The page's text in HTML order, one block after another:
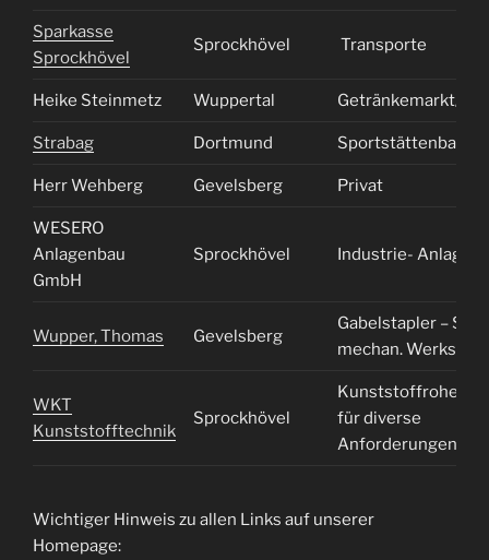
Sparkasse
Sprockhövel
Sprockhövel Transporte
Heike Steinmetz Wuppertal Getränkemarkt/
Strabag Dortmund Sportstättenbau
Herr Wehberg Gevelsberg Privat
WESERO
Anlagenbau
GmbH
Sprockhövel Industrie-
Wupper, Thomas Gevelsberg
Gabelstapler –
mechan. Werkstatt
WKT
Kunststofftechnik
Sprockhövel
Kunststoffrohe
für diverse
Anforderungen
Wichtiger Hinweis zu allen Links auf unserer
Homepage: